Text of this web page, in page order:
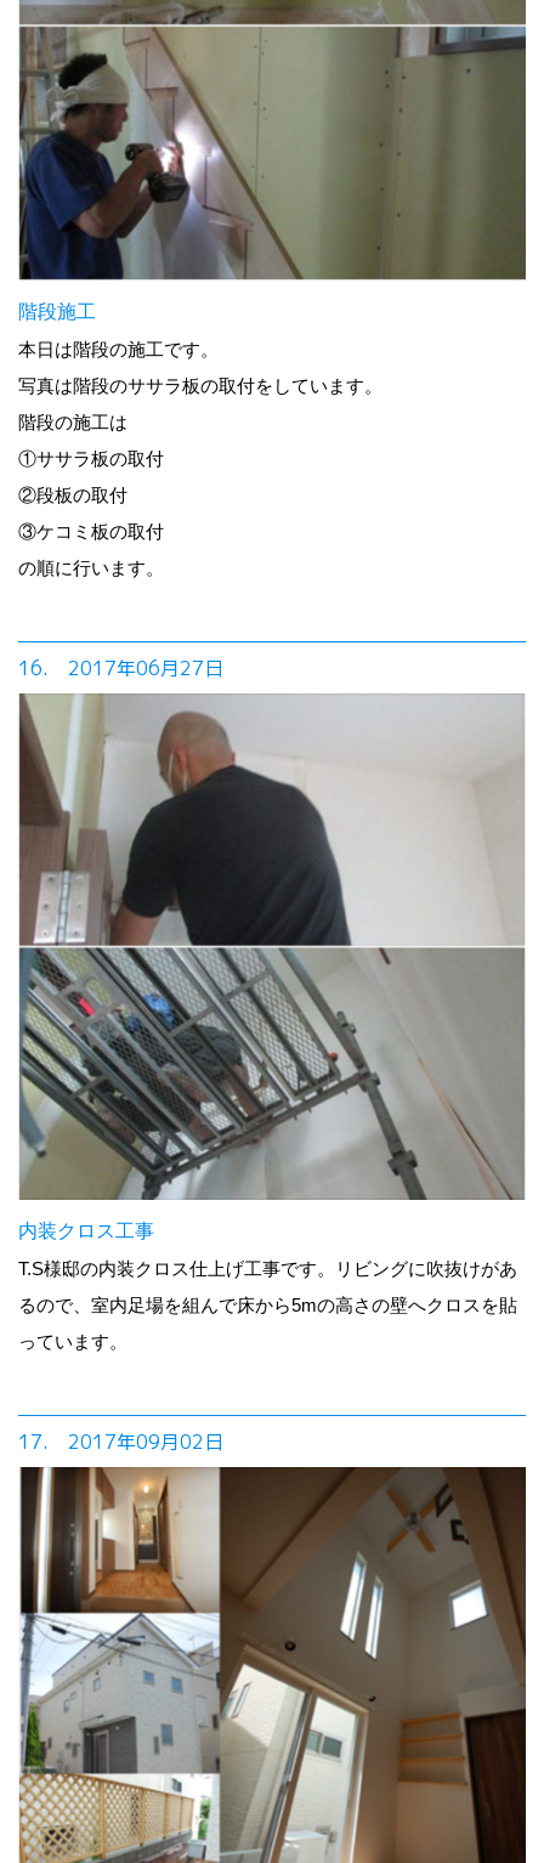
階段施工
本日は階段の施工です。
写真は階段のササラ板の取付をしています。
階段の施工は
①ササラ板の取付
②段板の取付
③ケコミ板の取付
の順に行います。
16. 2017年06月27日
内装クロス工事
T.S様邸の内装クロス仕上げ工事です。リビングに吹抜けがあ
るので、室内足場を組んで床から5mの高さの壁へクロスを貼
っています。
17. 2017年09月02日